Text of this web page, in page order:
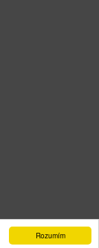
Rozumím